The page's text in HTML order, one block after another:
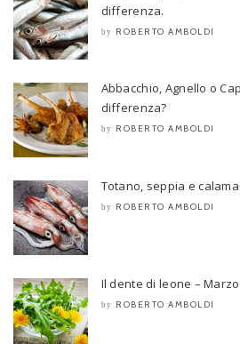
differenza.
by ROBERTO AMBOLDI
Abbacchio, Agnello o
differenza?
by ROBERTO AMBOLDI
Totano, seppia e
by ROBERTO AMBOLDI
Il dente di leone –
by ROBERTO AMBOLDI